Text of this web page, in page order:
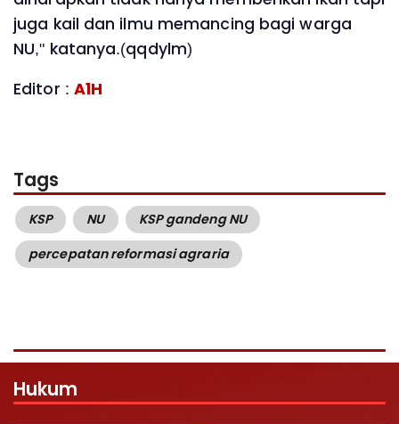
juga kail dan ilmu memancing bagi warga
NU," katanya.(qqdylm)
Editor : A1H
Tags
KSP NU
KSP gandeng NU
percepatan reformasi agraria
Hukum